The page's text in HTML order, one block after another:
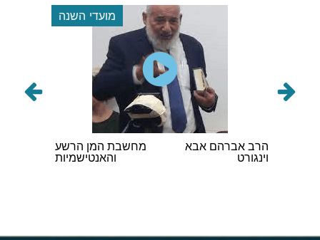
מועדי השנה
הרב אברהם אבא
וינגורט
מחשבת המן הרשע
והאנטישמיות